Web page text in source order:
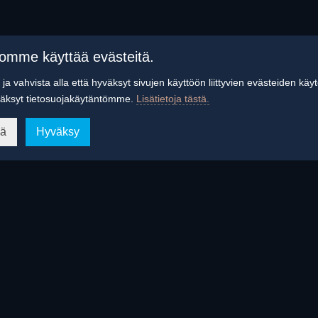
ilta
käyttää evästeitä.
ja vahvista alla että hyväksyt sivujen käyttöön liittyvien evästeiden
tietosuojakäytäntömme. Lisätietoja tästä.
Hyväksy